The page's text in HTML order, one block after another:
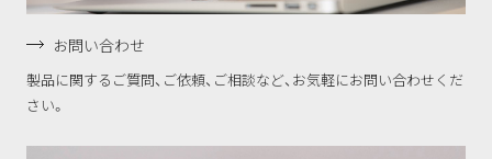
お問い合わせ
製品に関するご質問、ご依頼、ご相談など、お気軽にお問い合わせくだ
さい。